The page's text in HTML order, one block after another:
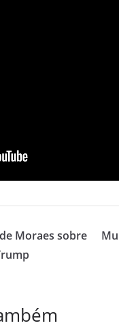
Moraes sobre